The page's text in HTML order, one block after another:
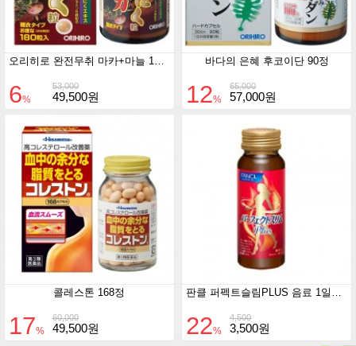
오리히로 완전무취 마카+마늘 180정
53,000
6% 49,500원
바다의 은혜 후코이단 90정
65,000
12% 57,000원
콜레스톤 168정
60,000
17% 49,500원
4,500
22% 3,500원